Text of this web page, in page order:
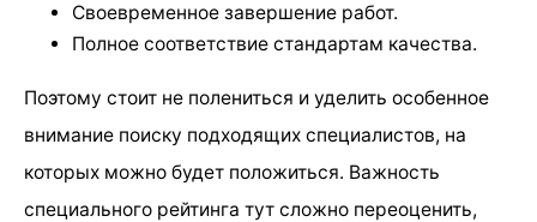
Своевременное завершение работ.
Полное соответствие стандартам качества.
Поэтому стоит не полениться и уделить особенное
внимание поиску подходящих специалистов, на
которых можно будет положиться. Важность
специального рейтинга тут сложно переоценить,